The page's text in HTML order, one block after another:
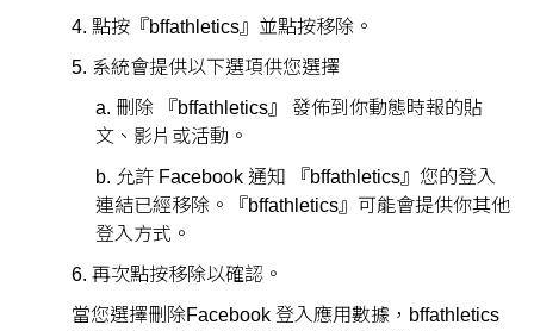
4. 點按『bffathletics』並點按移除。
5. 系統會提供以下選項供您選擇
a. 刪除 『bffathletics』 發佈到你動態時報的貼
文、影片或活動。
b. 允許 Facebook 通知 『bffathletics』您的登入
連結已經移除。『bffathletics』可能會提供你其他
登入方式。
6. 再次點按移除以確認。
當您選擇刪除Facebook 登入應用數據，bffathletics